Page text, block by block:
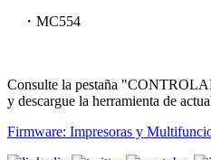
・MC554
Consulte la pestaña
y descargue la herramienta de
Firmware: Impresoras y